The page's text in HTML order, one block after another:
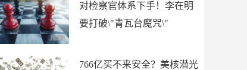
对检察官体系下手！李在明
要打破\"青瓦台魔咒\"
766亿买不来安全？美核潜光